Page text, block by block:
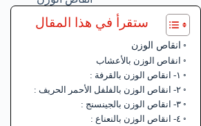
ستقرأ في هذا المقال
انقاص الوزن
انقاص الوزن بالأعشاب
١- انقاص الوزن بالقرفة :
٢- انقاص الوزن بالفلفل الأحمر الحريف :
٣- انقاص الوزن بالجينسنج :
٤- انقاص الوزن بالنعناع :